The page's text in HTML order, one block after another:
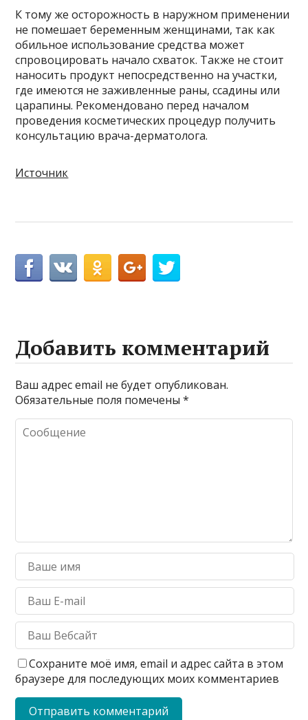
К тому же осторожность в наружном применении
не помешает беременным женщинами, так как
обильное использование средства может
спровоцировать начало схваток. Также не стоит
наносить продукт непосредственно на участки,
где имеются не заживленные раны, ссадины или
царапины. Рекомендовано перед началом
проведения косметических процедур получить
консультацию врача-дерматолога.
Источник
Добавить комментарий
Ваш адрес email не будет опубликован.
Обязательные поля помечены*
Сохраните моё имя, email и адрес сайта в этом
браузере для последующих моих комментариев